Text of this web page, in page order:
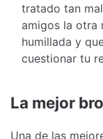
tratado tan
amigos la otra
humillada y
cuestionar tu
La mejor
Una de las